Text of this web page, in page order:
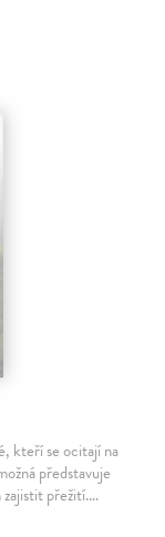
kteří se ocitají na
představuje
zajistit přežití.…